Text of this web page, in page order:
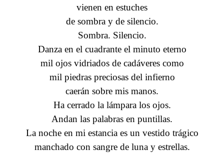
vienen en estuches
de sombra y de silencio.
Sombra. Silencio.
Danza en el cuadrante el minuto eterno
mil ojos vidriados de cadáveres como
mil piedras preciosas del infierno
caerán sobre mis manos.
Ha cerrado la lámpara los ojos.
Andan las palabras en puntillas.
La noche en mi estancia es un vestido trágico
manchado con sangre de luna y estrellas.